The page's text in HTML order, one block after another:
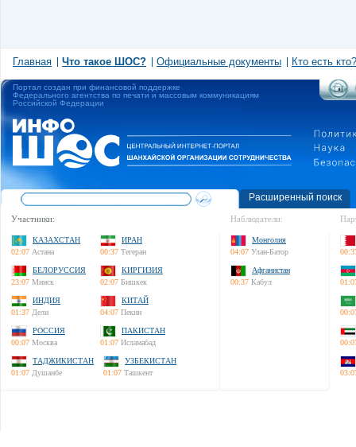
Главная Что такое ШОС? Официальные документы Кто есть кто?
Портал создан при финансовой поддержке
Федерального агентства по печати и массовым коммуникациям
Российской Федерации
Расширенный поиск
Участники:
КАЗАХСТАН
02:07 Астана
ИРАН
00:37 Тегеран
БЕЛОРУССИЯ
23:07 Минск
КИРГИЗИЯ
02:07 Бишкек
ИНДИЯ
01:37 Дели
КИТАЙ
04:07 Пекин
РОССИЯ
00:07 Москва
ПАКИСТАН
01:07 Исламабад
ТАДЖИКИСТАН
01:07 Душанбе
УЗБЕКИСТАН
01:07 Ташкент
Наблюдатели:
Монголия
04:07 Улан-Батор
Афганистан
00:37 Кабул